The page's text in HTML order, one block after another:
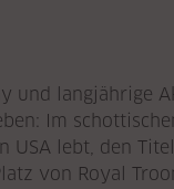
und langjährige
Im
USA lebt, den
von Royal